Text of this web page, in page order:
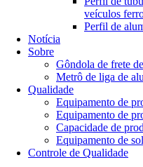
veículos
Perfil de
Notícia
Sobre
Gôndola de frete
Metrô de liga de
Qualidade
Equipamento de
Equipamento de
Capacidade de
Equipamento de
Controle de Qualidade